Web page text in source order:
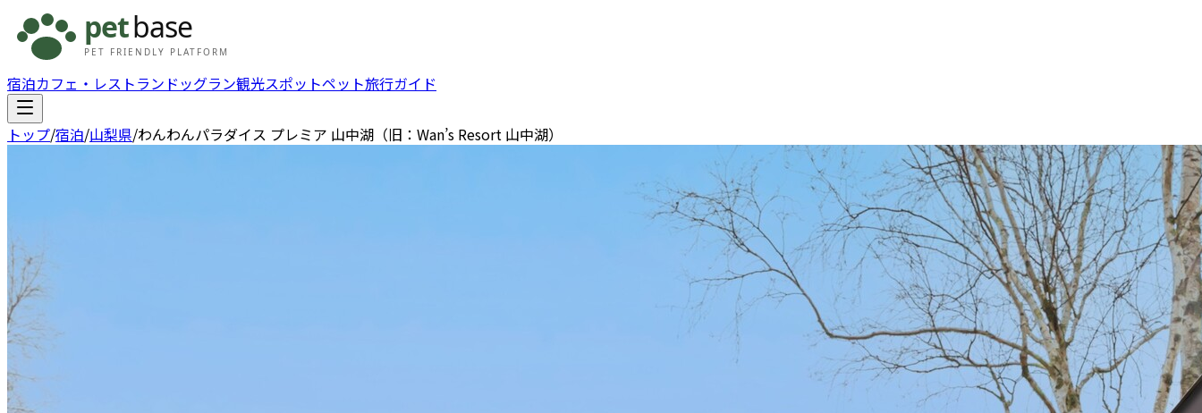
宿泊カフェ・レストラン ドッグラン観光スポットペット旅行ガイド
トップ/宿泊/山梨県/わんわんパラダイス プレミア 山中湖（旧：Wan’s Resort 山中湖）